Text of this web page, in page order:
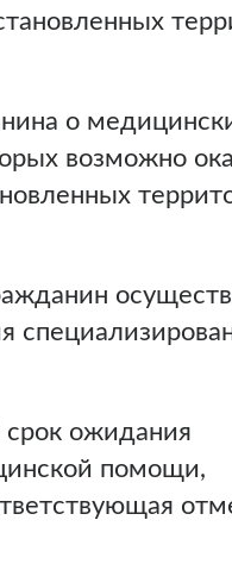
о
возможно
ожидания
помощи,